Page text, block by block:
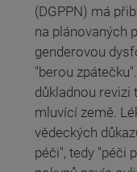
(DGPPN) má
na plánovaných
genderovou
"berou
důkladnou revizi
mluvící země.
vědeckých
péči", tedy "péči